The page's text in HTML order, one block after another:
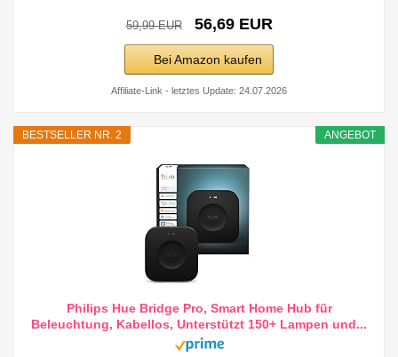
59,99 EUR 56,69 EUR
Bei Amazon kaufen
Affiliate-Link - letztes Update: 24.07.2026
ANGEBOT
BESTSELLER NR. 2
Philips Hue Bridge Pro, Smart Home Hub für
Beleuchtung, Kabellos, Unterstützt 150+ Lampen und...